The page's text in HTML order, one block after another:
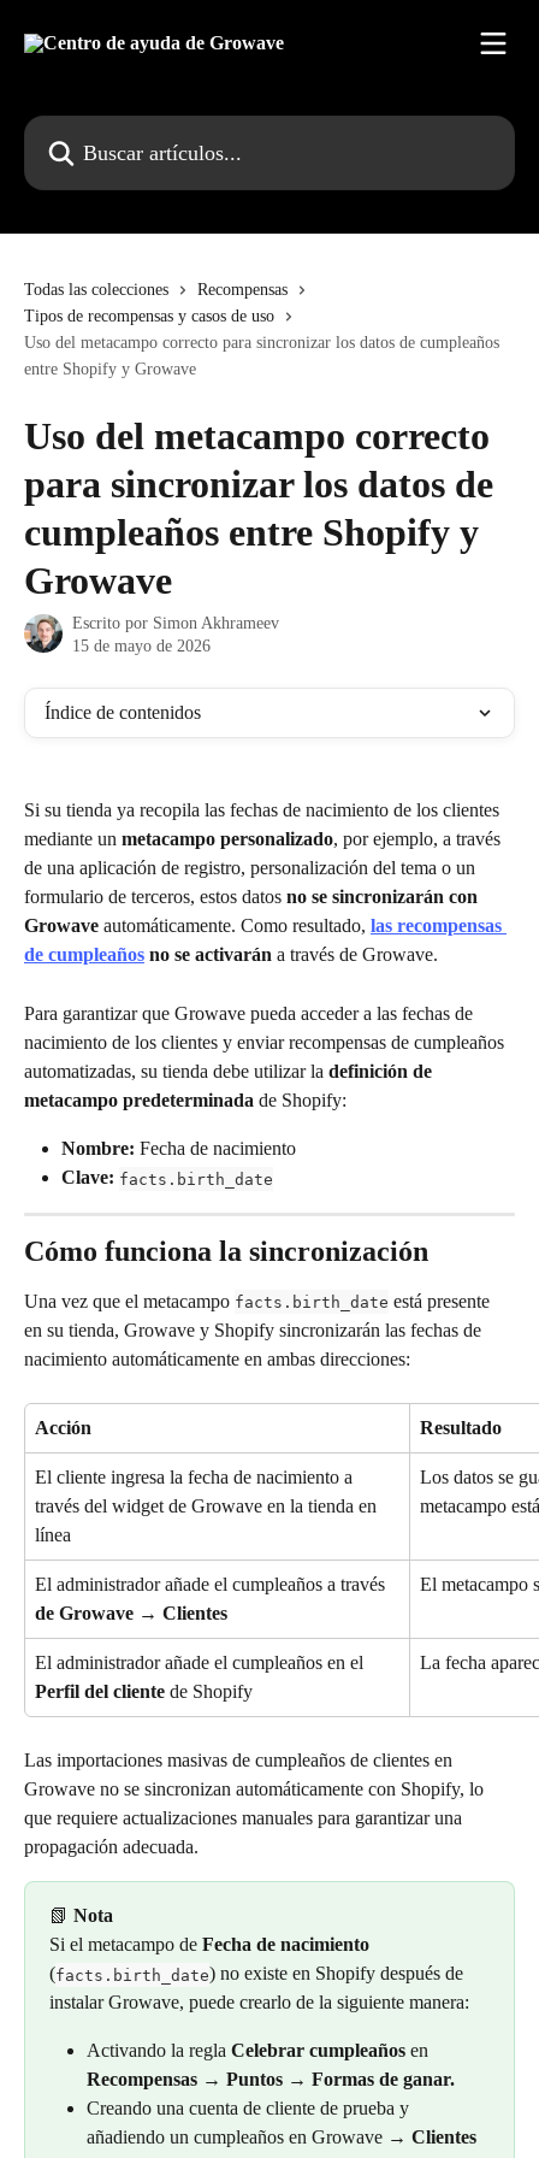
Buscar artículos...
Todas las colecciones
Recompensas
Tipos de recompensas y casos de uso
Uso del metacampo correcto para sincronizar los datos de cumpleaños
entre Shopify y Growave
Uso del metacampo correcto
para sincronizar los datos de
cumpleaños entre Shopify y
Growave
Escrito por Simon Akhrameev
15 de mayo de 2026
Índice de contenidos
Si su tienda ya recopila las fechas de nacimiento de los clientes
mediante un metacampo personalizado, por ejemplo, a través
de una aplicación de registro, personalización del tema o un
formulario de terceros, estos datos no se sincronizarán con
Growave automáticamente. Como resultado, las recompensas
de cumpleaños no se activarán a través de Growave.
Para garantizar que Growave pueda acceder a las fechas de
nacimiento de los clientes y enviar recompensas de cumpleaños
automatizadas, su tienda debe utilizar la definición de
metacampo predeterminada de Shopify:
Nombre: Fecha de nacimiento
Clave: facts.birth_date
Cómo funciona la sincronización
Una vez que el metacampo facts.birth_date está presente
en su tienda, Growave y Shopify sincronizarán las fechas de
nacimiento automáticamente en ambas direcciones:
Acción Resultado
El cliente ingresa la fecha de nacimiento a
través del widget de Growave en la tienda en
línea
Los datos se
metacampo
El administrador añade el cumpleaños a través
de Growave → Clientes
El metacampo
El administrador añade el cumpleaños en el
Perfil del cliente de Shopify
La fecha
Las importaciones masivas de cumpleaños de clientes en
Growave no se sincronizan automáticamente con Shopify, lo
que requiere actualizaciones manuales para garantizar una
propagación adecuada.
📗 Nota
Si el metacampo de Fecha de nacimiento
(facts.birth_date) no existe en Shopify después de
instalar Growave, puede crearlo de la siguiente manera:
Activando la regla Celebrar cumpleaños en
Recompensas → Puntos → Formas de ganar.
Creando una cuenta de cliente de prueba y
añadiendo un cumpleaños en Growave → Clientes